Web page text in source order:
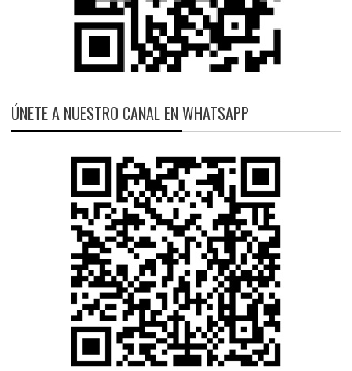
ÚNETE A NUESTRO CANAL EN WHATSAPP